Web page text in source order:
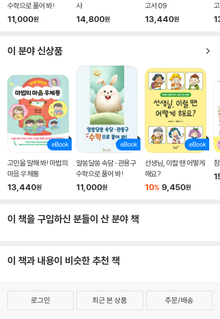
수학으로 풀어 봐!
11,000원
사
14,800원
고서 09
13,440원
이 분야 신상품
고민을 말해 봐! 마법의
마음 우체통
13,440원
알쏭달쏭 속담 · 관용구
수학으로 풀어 봐!
11,000원
선생님, 이럴 땐 어떻게
해요?
10% 9,450원
이 책을 구입하신 분들이 산 분야 책
이 책과 내용이 비슷한 추천 책
로그인 최근 본 상품 주문/배송